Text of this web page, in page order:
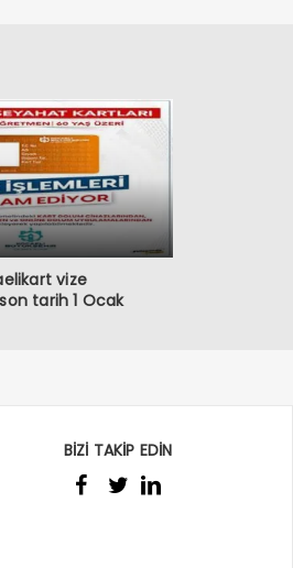
vize
tarih 1 Ocak
BİZİ TAKİP EDİN